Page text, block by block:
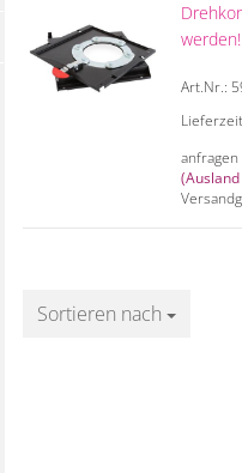
werden!
Art.Nr.:
anfragen
Sortieren nach
Sortieren nach